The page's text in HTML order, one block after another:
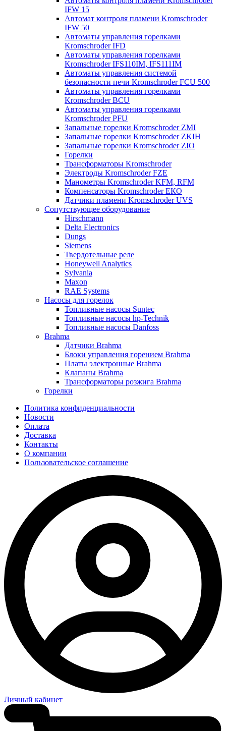
IFW 15
Автомат контроля пламени Kromschroder
IFW 50
Автоматы управления горелками
Kromschroder IFD
Автоматы управления горелками
Kromschroder IFS110IM, IFS111IM
Автоматы управления системой
безопасности печи Kromschroder FCU 500
Автоматы управления горелками
Kromschroder BCU
Автоматы управления горелками
Kromschroder PFU
Запальные горелки Kromschroder ZМI
Запальные горелки Kromschroder ZKIH
Запальные горелки Kromschroder ZIO
Горелки
Трансформаторы Kromschroder
Электроды Kromschroder FZE
Манометры Kromschroder KFM, RFM
Компенсаторы Kromschroder ЕКО
Датчики пламени Kromschroder UVS
Сопутствующее оборудование
Hirschmann
Delta Electronics
Dungs
Siemens
Твердотельные реле
Honeywell Analytics
Sylvania
Maxon
RAE Systems
Насосы для горелок
Топливные насосы Suntec
Топливные насосы hp-Technik
Топливные насосы Danfoss
Brahma
Датчики Brahma
Блоки управления горением Brahma
Платы электронные Brahma
Клапаны Brahma
Трансформаторы розжига Brahma
Горелки
Политика конфиденциальности
Новости
Оплата
Доставка
Контакты
О компании
Пользовательское соглашение
Личный кабинет